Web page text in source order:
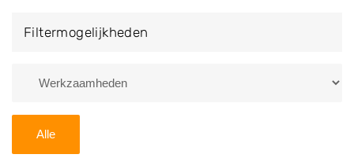
van Bruntinge en ontvang een vergoeding voor uw
Zoekt u liever naar een sloperij in een andere plaats of
Filtermogelijkheden
Alle